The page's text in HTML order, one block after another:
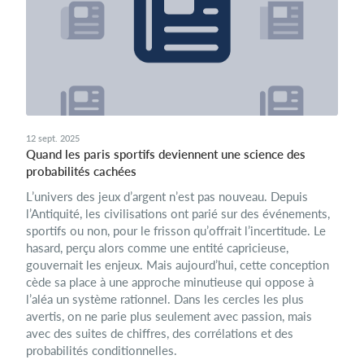
12 sept. 2025
Quand les paris sportifs deviennent une science des
probabilités cachées
L’univers des jeux d’argent n’est pas nouveau. Depuis
l’Antiquité, les civilisations ont parié sur des événements,
sportifs ou non, pour le frisson qu’offrait l’incertitude. Le
hasard, perçu alors comme une entité capricieuse,
gouvernait les enjeux. Mais aujourd’hui, cette conception
cède sa place à une approche minutieuse qui oppose à
l’aléa un système rationnel. Dans les cercles les plus
avertis, on ne parie plus seulement avec passion, mais
avec des suites de chiffres, des corrélations et des
probabilités conditionnelles.